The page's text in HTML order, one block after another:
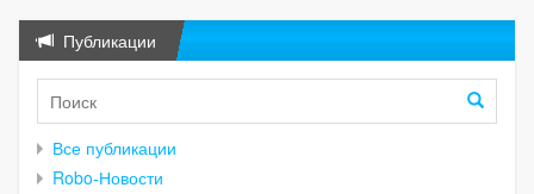
Публикации
Все публикации
Robo-Новости